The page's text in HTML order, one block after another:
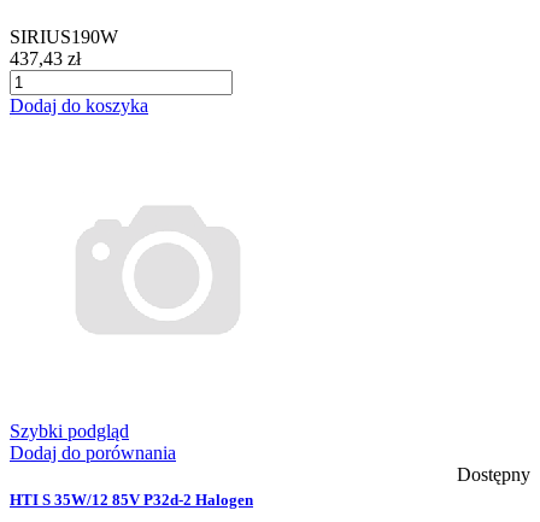
SIRIUS190W
437,43 zł
Dodaj do koszyka
Szybki podgląd
Dodaj do porównania
Dostępny
HTI S 35W/12 85V P32d-2 Halogen